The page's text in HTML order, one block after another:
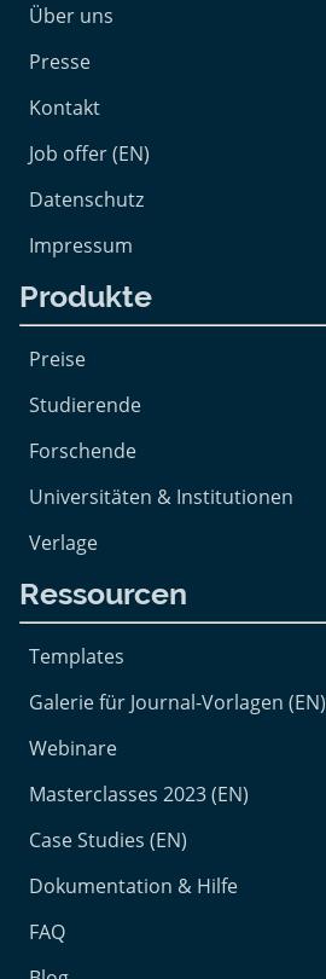
Über uns
Presse
Kontakt
Job offer (EN)
Datenschutz
Impressum
Produkte
Preise
Studierende
Forschende
Universitäten & Institutionen
Verlage
Ressourcen
Templates
Galerie für Journal-Vorlagen (EN)
Webinare
Masterclasses 2023 (EN)
Case Studies (EN)
Dokumentation & Hilfe
FAQ